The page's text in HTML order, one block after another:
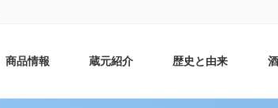
商品情報 蔵元紹介 歴史と由来